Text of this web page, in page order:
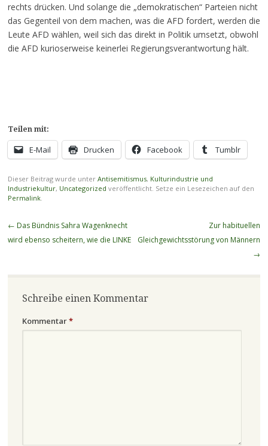
rechts drücken. Und solange die „demokratischen“ Parteien nicht
das Gegenteil von dem machen, was die AFD fordert, werden die
Leute AFD wählen, weil sich das direkt in Politik umsetzt, obwohl
die AFD kurioserweise keinerlei Regierungsverantwortung hält.
Teilen mit:
E-Mail Drucken Facebook Tumblr
Dieser Beitrag wurde unter Antisemitismus, Kulturindustrie und
Industriekultur, Uncategorized veröffentlicht. Setze ein Lesezeichen auf den
Permalink.
Beitragsnavigation
← Das Bündnis Sahra Wagenknecht
wird ebenso scheitern, wie die LINKE
Zur habituellen
Gleichgewichtsstörung von Männern
→
Schreibe einen Kommentar
Kommentar*